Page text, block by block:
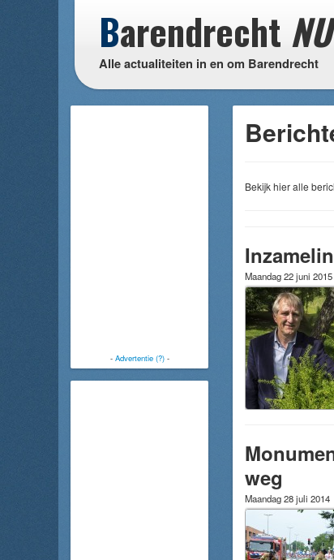
Barendrecht NU
Alle actualiteiten in en om Barendrecht
- Advertentie (?)-
Bekijk hier alle
Maandag 22 juni 2015
weg
Maandag 28 juli 2014